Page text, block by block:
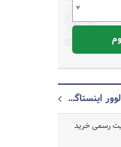
آخرین اخبار سایت رسمی خرید فالوور اینستاگرام
رسمی خرید